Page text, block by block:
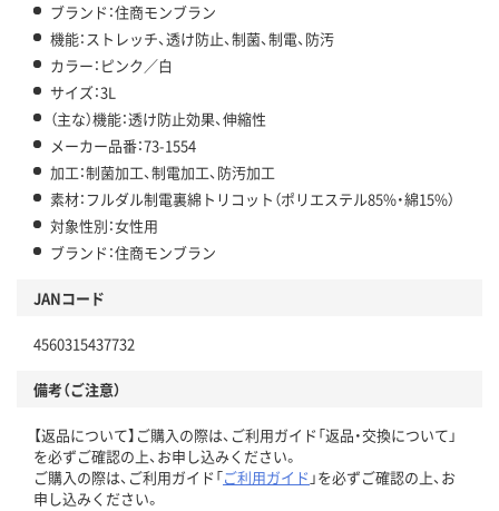
ブランド：住商モンブラン
機能：ストレッチ、透け防止、制菌、制電、防汚
カラー：ピンク／白
サイズ：3L
（主な）機能：透け防止効果、伸縮性
メーカー品番：73-1554
加工：制菌加工、制電加工、防汚加工
素材：フルダル制電裏綿トリコット（ポリエステル85%・綿15%）
対象性別：女性用
ブランド：住商モンブラン
JANコード
4560315437732
備考（ご注意）
【返品について】ご購入の際は、ご利用ガイド「返品・交換について」
を必ずご確認の上、お申し込みください。
ご購入の際は、ご利用ガイド「ご利用ガイド 」を必ずご確認の上、お
申し込みください。